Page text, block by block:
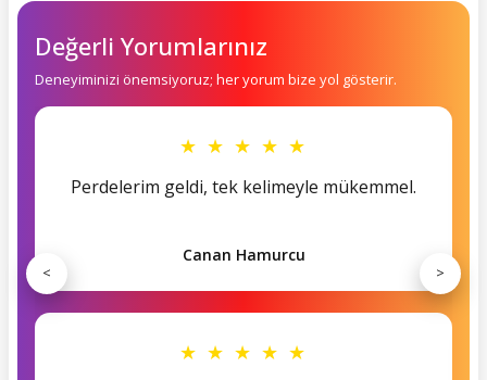
Değerli Yorumlarınız
Deneyiminizi önemsiyoruz; her yorum bize yol gösterir.
★ ★ ★ ★ ★
Perdelerim geldi, tek kelimeyle mükemmel.
Canan Hamurcu
★ ★ ★ ★ ★
< >